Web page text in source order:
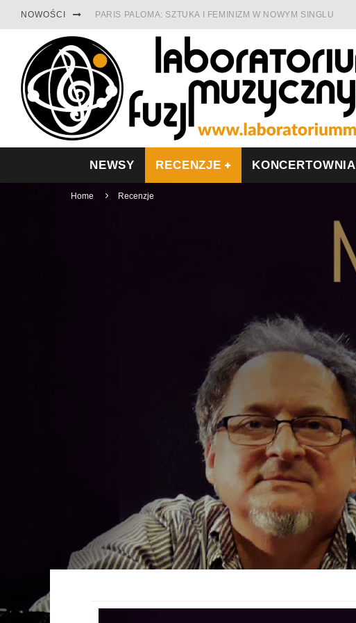
NOWOŚCI PARIS PALOMA: SZTUKA I FEMINIZM W NOWYM SINGLU
TABULA RASA Z SINGLEM DIAMENTY. SAMOTNOŚĆ I OPÓR
CINNAMON GUM MIĘDZY SOULEM A PAMIĘCIĄ
FRANCUSKI PROG METAL WEDŁUG DUALISIS
LESZEK KUŁAKOWSKI NAGRAŁ JAZZFONIĘ O POLSCE
NEWSY RECENZJE KONCERTOWNIA
Home Recenzje